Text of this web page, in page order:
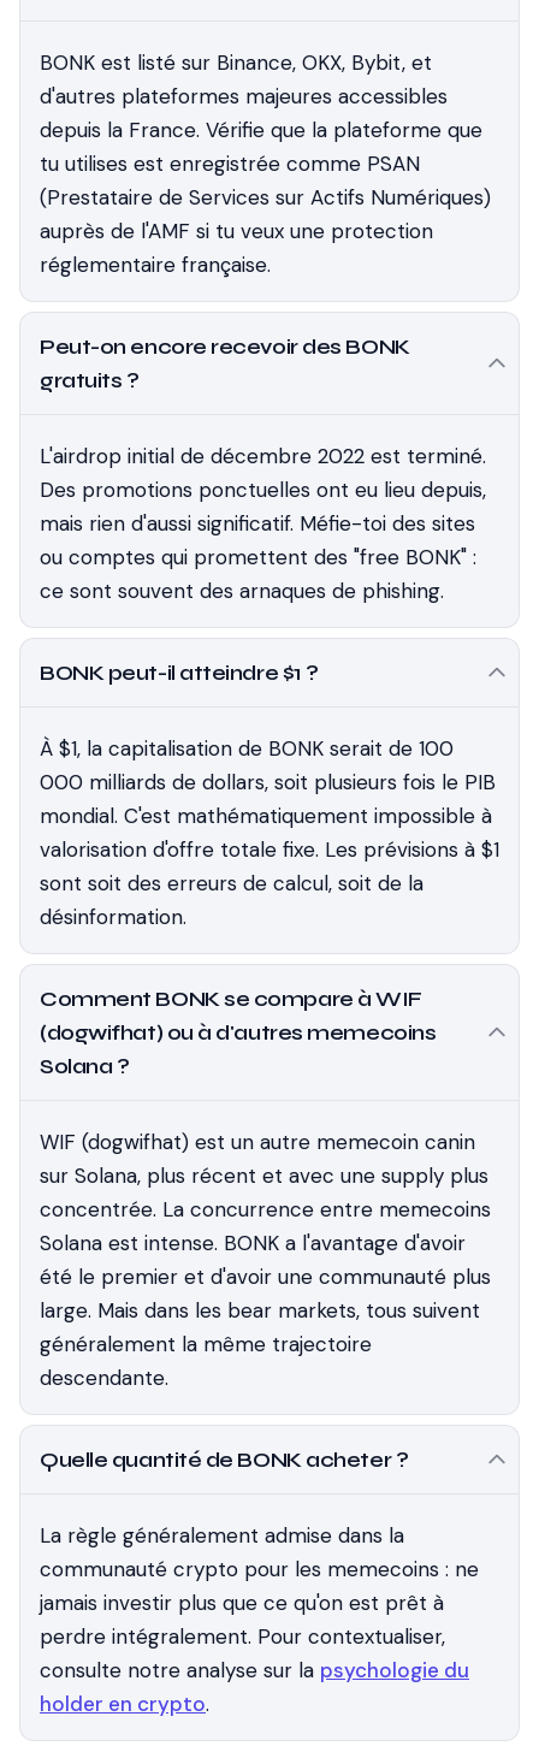
BONK est listé sur Binance, OKX, Bybit, et
d'autres plateformes majeures accessibles
depuis la France. Vérifie que la plateforme que
tu utilises est enregistrée comme PSAN
(Prestataire de Services sur Actifs Numériques)
auprès de l'AMF si tu veux une protection
réglementaire française.
Peut-on encore recevoir des BONK
gratuits ?
L'airdrop initial de décembre 2022 est terminé.
Des promotions ponctuelles ont eu lieu depuis,
mais rien d'aussi significatif. Méfie-toi des sites
ou comptes qui promettent des "free BONK" :
ce sont souvent des arnaques de phishing.
BONK peut-il atteindre $1 ?
À $1, la capitalisation de BONK serait de 100
000 milliards de dollars, soit plusieurs fois le PIB
mondial. C'est mathématiquement impossible à
valorisation d'offre totale fixe. Les prévisions à $1
sont soit des erreurs de calcul, soit de la
désinformation.
Comment BONK se compare à WIF
(dogwifhat) ou à d'autres memecoins
Solana ?
WIF (dogwifhat) est un autre memecoin canin
sur Solana, plus récent et avec une supply plus
concentrée. La concurrence entre memecoins
Solana est intense. BONK a l'avantage d'avoir
été le premier et d'avoir une communauté plus
large. Mais dans les bear markets, tous suivent
généralement la même trajectoire
descendante.
Quelle quantité de BONK acheter ?
La règle généralement admise dans la
communauté crypto pour les memecoins : ne
jamais investir plus que ce qu'on est prêt à
perdre intégralement. Pour contextualiser,
consulte notre analyse sur la psychologie du
holder en crypto.